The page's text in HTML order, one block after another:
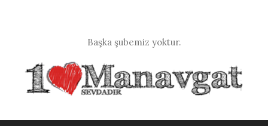
Başka şubemiz yoktur.